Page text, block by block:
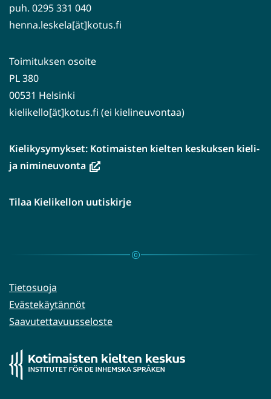
puh. 0295 331 040
henna.leskela[ät]kotus.fi
Toimituksen osoite
PL 380
00531 Helsinki
kielikello[ät]kotus.fi (ei kielineuvontaa)
Kielikysymykset: Kotimaisten kielten keskuksen kieli-
ja nimineuvonta(avautuu
ikkunaan,
palveluun)
Tilaa Kielikellon uutiskirje
Tietosuoja
Evästekäytännöt
Saavutettavuusseloste